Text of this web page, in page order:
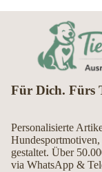
Für Dich. Fürs
Personalisierte
gestaltet. Über
via WhatsApp &